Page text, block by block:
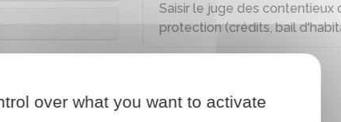
Saisir le juge des contentieux
protection (crédits, bail
over what you want to activate